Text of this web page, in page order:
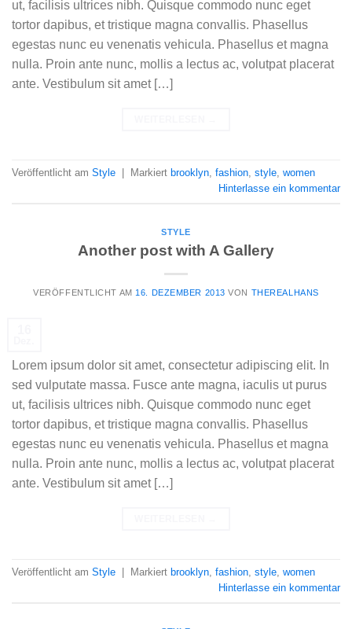
ut, facilisis ultrices nibh. Quisque commodo nunc eget
tortor dapibus, et tristique magna convallis. Phasellus
egestas nunc eu venenatis vehicula. Phasellus et magna
nulla. Proin ante nunc, mollis a lectus ac, volutpat placerat
ante. Vestibulum sit amet […]
Veröffentlicht am Style Markiert brooklyn, fashion, style, women
Hinterlasse ein kommentar
STYLE
Another post with A Gallery
VERÖFFENTLICHT AM 16. DEZEMBER 2013 VON THEREALHANS
Lorem ipsum dolor sit amet, consectetur adipiscing elit. In
sed vulputate massa. Fusce ante magna, iaculis ut purus
ut, facilisis ultrices nibh. Quisque commodo nunc eget
tortor dapibus, et tristique magna convallis. Phasellus
egestas nunc eu venenatis vehicula. Phasellus et magna
nulla. Proin ante nunc, mollis a lectus ac, volutpat placerat
ante. Vestibulum sit amet […]
Veröffentlicht am Style Markiert brooklyn fashion style women
Hinterlasse ein kommentar